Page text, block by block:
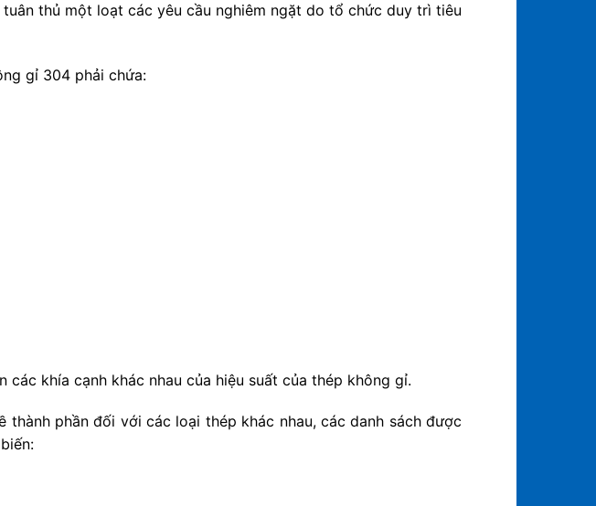
thủ một loạt các yêu cầu nghiêm ngặt do tổ chức duy trì tiêu
gỉ 304 phải chứa:
khía cạnh khác nhau của hiệu suất của thép không gỉ.
phần đối với các loại thép khác nhau, các danh sách được